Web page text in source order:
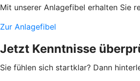
Mit unserer Anlagefibel erhalten Sie
Zur Anlagefibel
Jetzt Kenntnisse
Sie fühlen sich startklar? Dann